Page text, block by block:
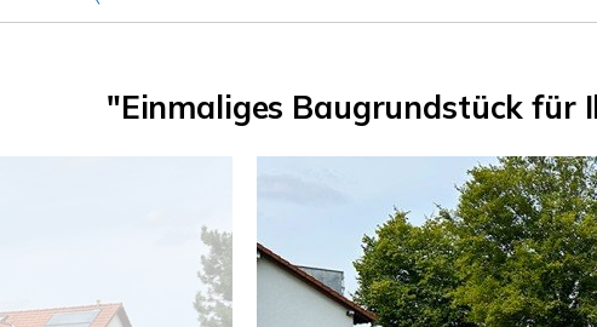
"Einmaliges Baugrundstück für